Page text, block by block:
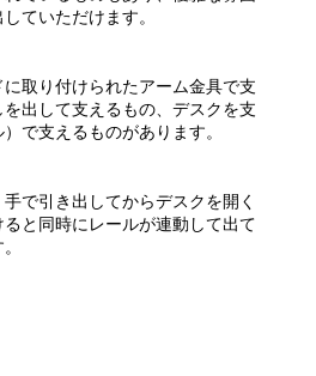
ていただけます。
取り付けられたアーム金具で支
出して支えるもの、デスクを支
で支えるものがあります。
で引き出してからデスクを開く
と同時にレールが連動して出て